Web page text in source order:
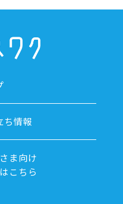
ち情報
ま向け
こちら